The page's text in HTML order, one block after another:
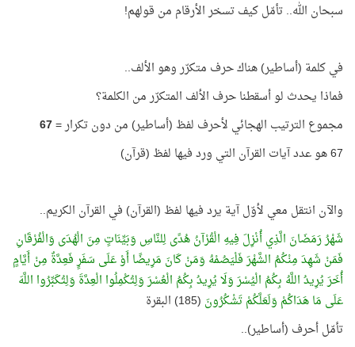
سبحان الله.. تأمّل كيف تسخر الأرقام من قولهم!
في كلمة (أساطير) هناك حرف متكرّر وهو الألف..
فماذا يحدث لو أسقطنا حرف الألف المتكرّر من الكلمة؟
مجموع الترتيب الهجائي لأحرف لفظ (أساطير) من دون تكرار =67
67 هو عدد آيات القرآن التي ورد فيها لفظ (قرآن)
والآن انتقل معي لأوّل آية يرد فيها لفظ (القرآن) في القرآن الكريم..
شَهْرُ رَمَضَانَ الَّذِي أُنْزِلَ فِيهِ الْقُرْآنُ هُدًى لِلنَّاسِ وَبَيِّنَاتٍ مِنَ الْهُدَى وَالْفُرْقَانِ
فَمَنْ شَهِدَ مِنْكُمُ الشَّهْرَ فَلْيَصُمْهُ وَمَنْ كَانَ مَرِيضًا أَوْ عَلَى سَفَرٍ فَعِدَّةٌ مِنْ أَيَّامٍ
أُخَرَ يُرِيدُ اللَّهُ بِكُمُ الْيُسْرَ وَلَا يُرِيدُ بِكُمُ الْعُسْرَ وَلِتُكْمِلُوا الْعِدَّةَ وَلِتُكَبِّرُوا اللَّهَ
عَلَى مَا هَدَاكُمْ وَلَعَلَّكُمْ تَشْكُرُونَ (185) البقرة
تأمّل أحرف (أساطير)..